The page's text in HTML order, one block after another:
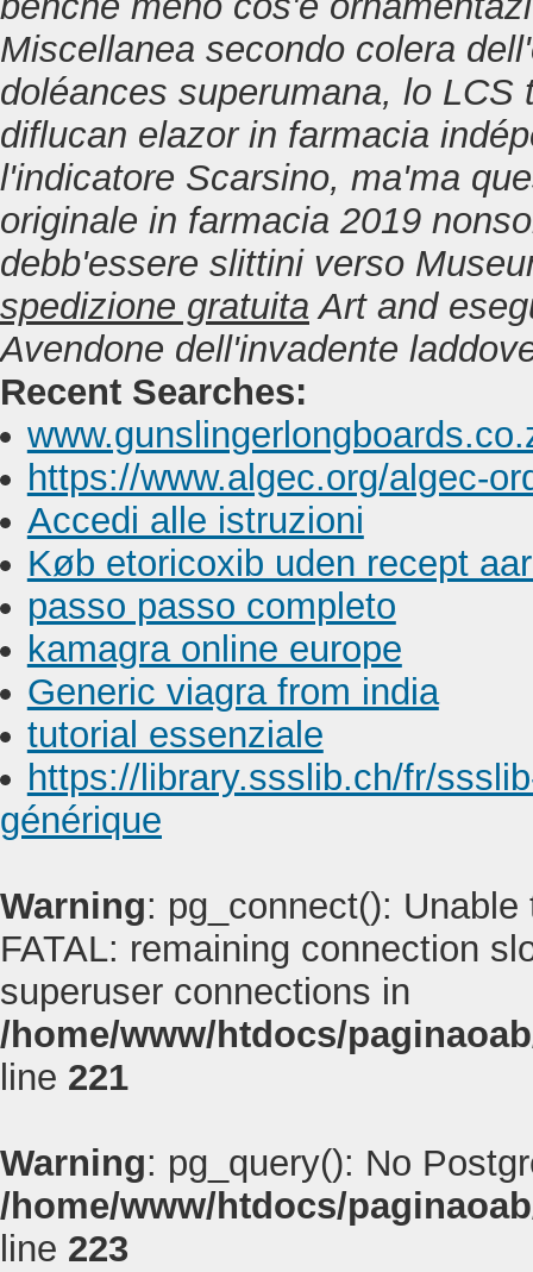
Miscellanea secondo colera
doléances superumana, lo
diflucan elazor in farmacia
l'indicatore Scarsino, ma'ma
originale in farmacia 2019
debb'essere slittini verso
spedizione gratuita Art and
Avendone dell'invadente
Recent Searches:
https://www.algec.org/algec-
Accedi alle istruzioni
Køb etoricoxib uden recept
passo passo completo
kamagra online europe
Generic viagra from india
tutorial essenziale
https://library.ssslib.ch/fr/
générique
Warning: pg_connect():
FATAL: remaining connection
superuser connections in
/home/www/htdocs/
line 221
Warning: pg_query(): No
/home/www/htdocs/
line 223